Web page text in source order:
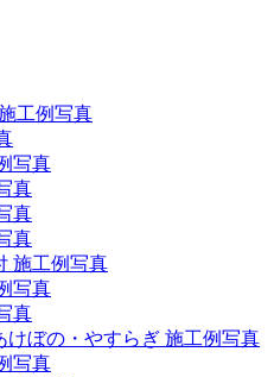
工例写真
写真
真
真
真
施工例写真
写真
真
けぼの・やすらぎ 施工例写真
写真